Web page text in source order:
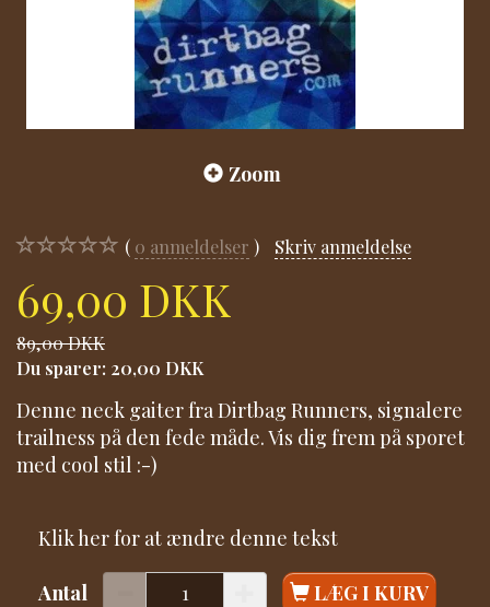
Zoom
0 anmeldelser Skriv anmeldelse
69,00 DKK
89,00 DKK
Du sparer: 20,00 DKK
Denne neck gaiter fra Dirtbag Runners, signalere
trailness på den fede måde. Vis dig frem på sporet
med cool stil :-)
Klik her for at ændre denne tekst
Antal LÆG I KURV